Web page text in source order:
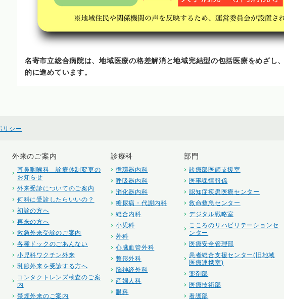
名寄市立総合病院は、地域医療の格差解消と地域完結型の包括医療をめざし
的に進めています。
リシー
外来のご案内
耳鼻咽喉科 診療体制変更の
お知らせ
外来受診についてのご案内
何科に受診したらいいの？
初診の方へ
再来の方へ
救急外来受診のご案内
各種ドックのごあんない
小児科ワクチン外来
乳腺外来を受診する方へ
コンタクトレンズ検査のご案
内
禁煙外来のご案内
診療科
循環器内科
呼吸器内科
消化器内科
糖尿病・代謝内科
総合内科
小児科
外科
心臓血管外科
整形外科
脳神経外科
産婦人科
眼科
部門
診療部医師支援室
医事課情報係
認知症疾患医療センター
救命救急センター
デジタル戦略室
こころのリハビリテーションセ
ンター
医療安全管理部
患者総合支援センター(旧地域
医療連携室)
薬剤部
医療技術部
看護部